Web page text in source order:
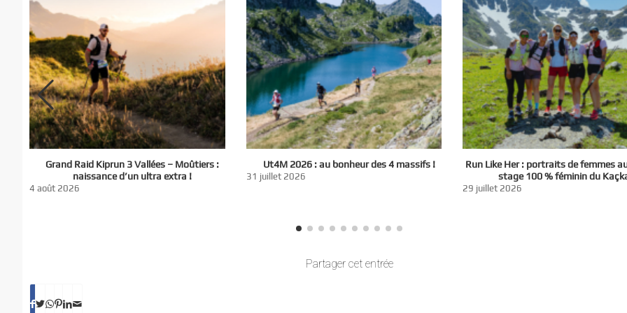
Grand Raid Kiprun 3 Vallées – Moûtiers :
naissance d’un ultra extra !
4 août 2026
Ut4M 2026 : au bonheur des 4 massifs !
31 juillet 2026
Run Like Her : portraits de femmes
stage 100 % féminin du
29 juillet 2026
Partager cet entrée